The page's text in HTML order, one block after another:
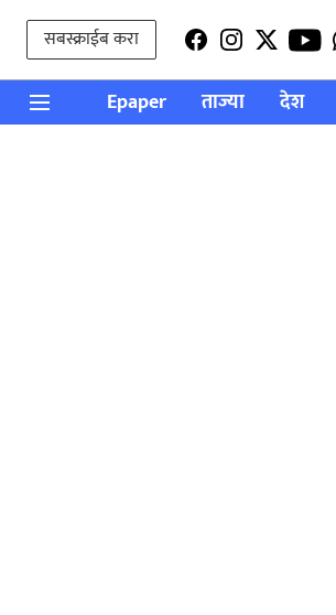
सबस्क्राईब करा
Epaper ताज्या देश